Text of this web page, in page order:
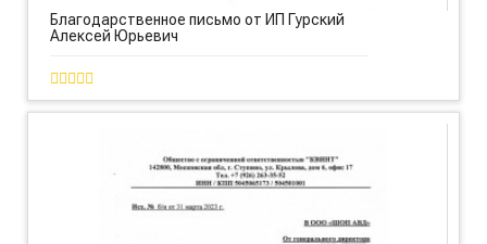
Благодарственное письмо от ИП Гурский
Алексей Юрьевич